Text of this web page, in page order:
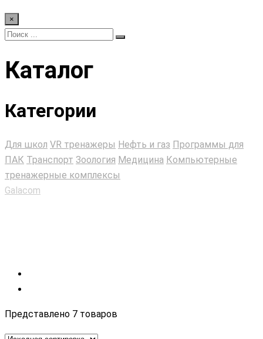
×
Каталог
Категории
Для школ VR тренажеры Нефть и газ Программы для
ПАК Транспорт Зоология Медицина Компьютерные
тренажерные комплексы
Galacom
Представлено 7 товаров